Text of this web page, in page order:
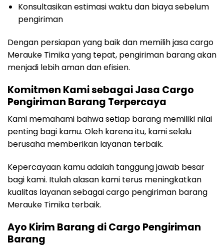
Konsultasikan estimasi waktu dan biaya sebelum
pengiriman
Dengan persiapan yang baik dan memilih jasa cargo
Merauke Timika yang tepat, pengiriman barang akan
menjadi lebih aman dan efisien.
Komitmen Kami sebagai Jasa Cargo
Pengiriman Barang Terpercaya
Kami memahami bahwa setiap barang memiliki nilai
penting bagi kamu. Oleh karena itu, kami selalu
berusaha memberikan layanan terbaik.
Kepercayaan kamu adalah tanggung jawab besar
bagi kami. Itulah alasan kami terus meningkatkan
kualitas layanan sebagai cargo pengiriman barang
Merauke Timika terbaik.
Ayo Kirim Barang di Cargo Pengiriman
Barang